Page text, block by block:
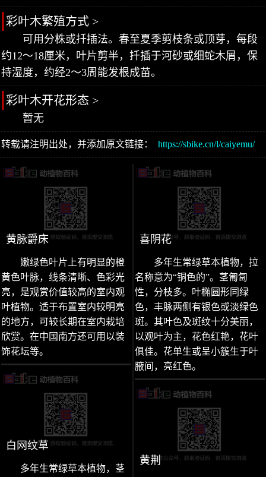
彩叶木繁殖方式 >
可用分株或扦插法。春至夏季剪枝条或顶芽，每段
约12～18厘米，叶片剪半，扦插于河砂或细蛇木屑，保
持湿度，约经2～3周能发根成苗。
彩叶木开花形态 >
暂无
转载请注明出处，并添加原文链接： https://sbike.cn/l/caiyemu/
黄脉爵床
嫩绿色叶片上有明显的橙
黄色叶脉，线条清晰、色彩光
亮，是观赏价值较高的室内观
叶植物。适于布置室内较明亮
的地方，可较长期在室内栽培
欣赏。在中国南方还可用以装
饰花坛等。
白网纹草
多年生常绿草本植物，茎
喜阴花
多年生常绿草本植物，拉
名称意为“铜色的”。茎匍匐
性，分枝多。叶椭圆形同绿
色，丰脉两侧有银色或淡绿色
斑。其叶色及斑纹十分美丽，
以观叶为主，花色红艳，花叶
俱佳。花单生或呈小簇生于叶
腋间，亮红色。
黄荆